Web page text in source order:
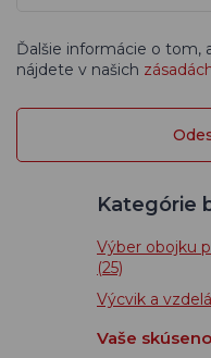
Ďalšie informácie o tom,
nájdete v našich
Kategórie
Výber obojku
(25)
Výcvik a
Vaše